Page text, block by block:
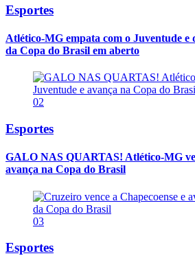
Esportes
Atlético-MG empata com o Juventude e
da Copa do Brasil em aberto
02
Esportes
GALO NAS QUARTAS! Atlético-MG
avança na Copa do Brasil
03
Esportes